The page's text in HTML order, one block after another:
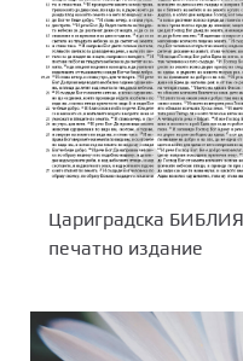
Цариградска
печатно издание